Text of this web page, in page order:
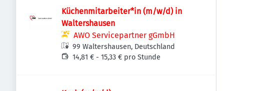
Küchenmitarbeiter*in (m/w/d) in
Waltershausen
AWO Servicepartner gGmbH
99 Waltershausen, Deutschland
14,81 € - 15,33 € pro Stunde